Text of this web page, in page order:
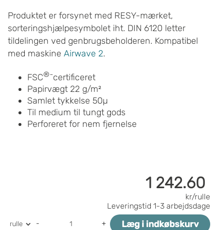
Produktet er forsynet med RESY-mærket,
sorteringshjælpesymbolet iht. DIN 6120 letter
tildelingen ved genbrugsbeholderen. Kompatibel
med maskine Airwave 2.
FSC®-certificeret
Papirvægt 22 g/m²
Samlet tykkelse 50µ
Til medium til tungt gods
Perforeret for nem fjernelse
1 242.60
kr/rulle
Leveringstid 1-3 arbejdsdage
- + Læg i indkøbskurv